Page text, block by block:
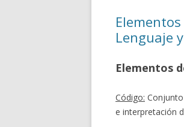
Lenguaje
Elementos
Código:
e interpretación